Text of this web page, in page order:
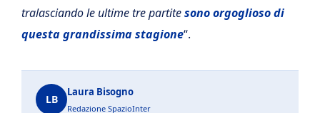
tralasciando le ultime tre partitesono orgoglioso di
questa grandissima stagione“.
LB
Laura Bisogno
Redazione SpazioInter